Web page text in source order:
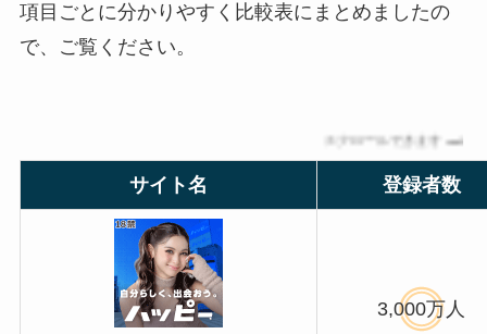
項目ごとに分かりやすく比較表にまとめましたの
で、ご覧ください。
スクロールできます
サイト名 登録者数
3,000万人